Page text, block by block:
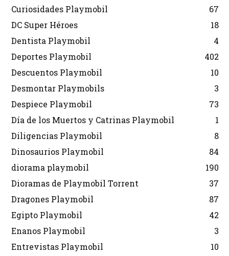
Curiosidades Playmobil
67
DC Super Héroes
18
Dentista Playmobil
4
Deportes Playmobil
402
Descuentos Playmobil
10
Desmontar Playmobils
3
Despiece Playmobil
73
Día de los Muertos y Catrinas Playmobil
1
Diligencias Playmobil
8
Dinosaurios Playmobil
84
diorama playmobil
190
Dioramas de Playmobil Torrent
37
Dragones Playmobil
87
Egipto Playmobil
42
Enanos Playmobil
3
Entrevistas Playmobil
10